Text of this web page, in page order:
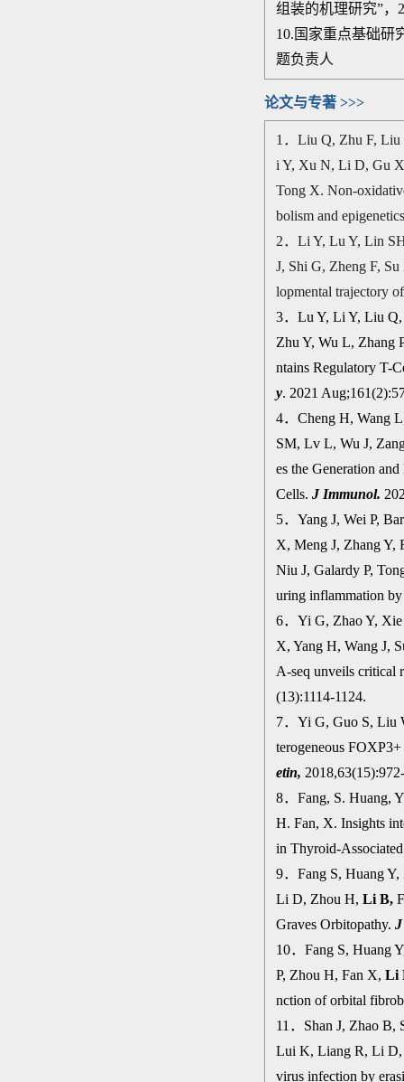
组装的机理研究”，
10.国家重点基础研
题负责人
论文与专著 >>>
1 ． Liu Q, Zhu F, Liu
i Y, Xu N, Li D, Gu
Tong X. Non-
bolism and
2． Li Y, Lu Y, Lin
J, Shi G, Zheng F,
lopmental trajectory
3． Lu Y, Li Y, Liu
Zhu Y, Wu L, Zhang
ntains Regulatory T-
y. 2021
4． Cheng H, Wang
SM, Lv L, Wu J,
es the Generation
Cells. J Immunol.
5． Yang J, Wei P,
X, Meng J, Zhang Y,
Niu J, Galardy P,
uring inflammation
6． Yi G, Zhao Y,
X, Yang H, Wang J,
A-seq unveils critical
(13):1114-1124.
7． Yi G, Guo S, Liu
terogeneous
etin,
8． Fang, S. Huang,
H. Fan, X. Insights
in Thyroid-
9． Fang S, Huang
Li D, Zhou H, Li B,
Graves Orbitopathy.
10． Fang S, Huang
P, Zhou H, Fan X, Li
nction of orbital
11 ． Shan J, Zhao B,
Lui K, Liang R, Li
virus infection by